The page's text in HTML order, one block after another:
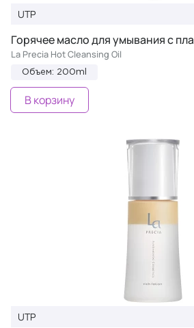
UTP
Горячее масло для умывания с
La Precia Hot Cleansing Oil
Объем: 200ml
В корзину
UTP